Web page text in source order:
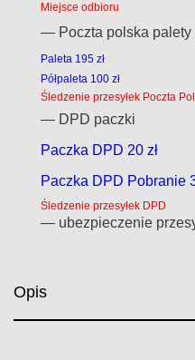
Miejsce odbioru
— Poczta polska palety
Paleta 195 zł
Półpaleta 100 zł
Śledzenie przesyłek Poczta
— DPD paczki
Paczka DPD 20 zł
Paczka DPD Pobranie
Śledzenie przesyłek DPD
— ubezpieczenie
Opis